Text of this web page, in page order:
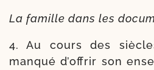
La famille dans les
4. Au cours des
man­qué d’offrir son